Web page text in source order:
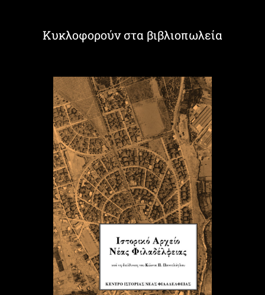
Κυκλοφορούν στα βιβλιοπωλεία